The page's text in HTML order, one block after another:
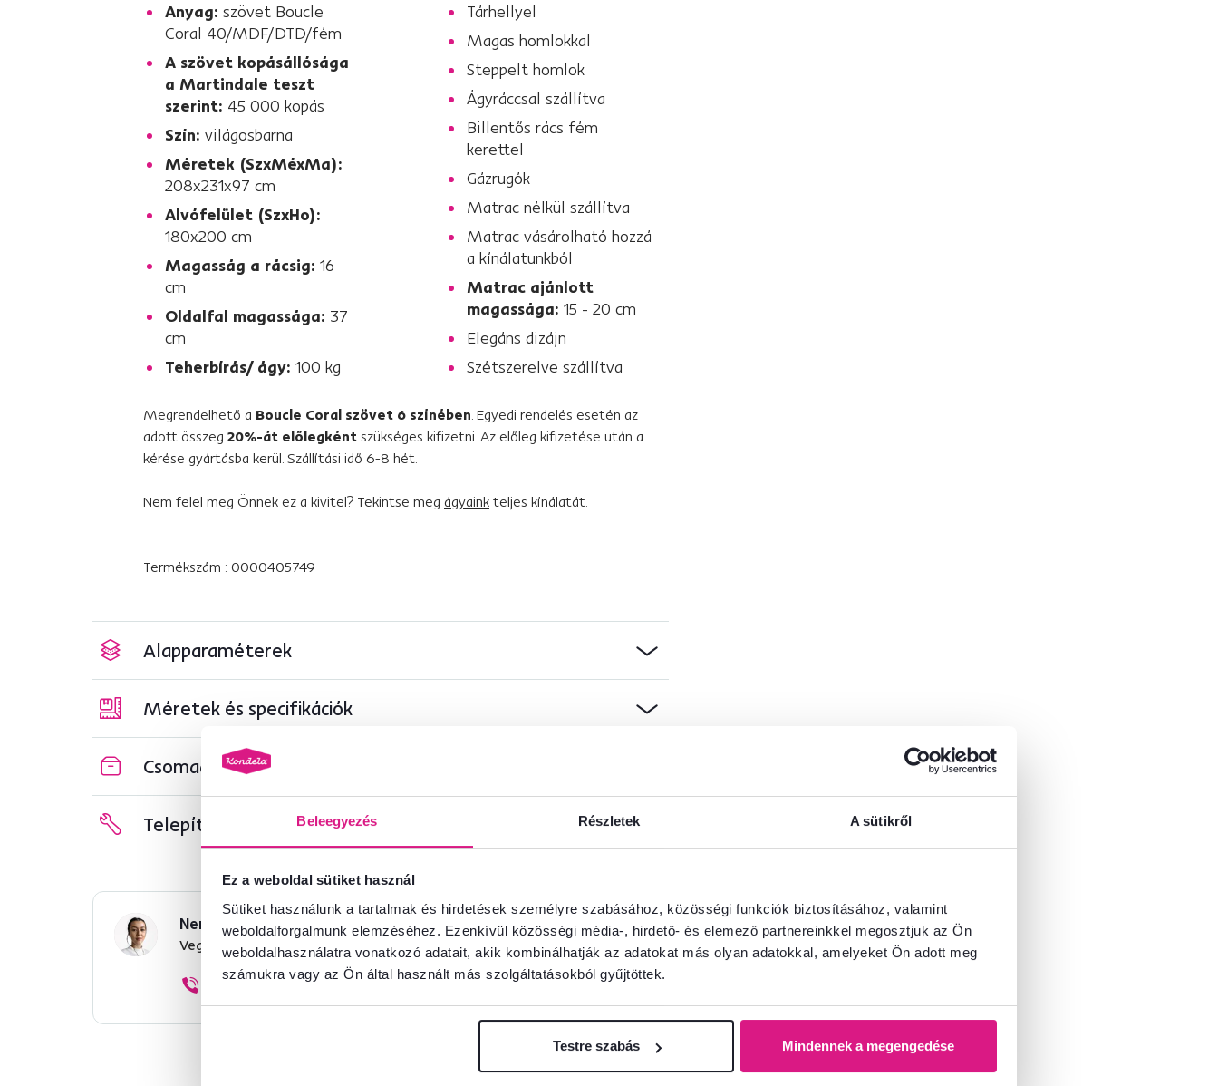
Beleegyezés Részletek A sütikről
Ez a weboldal sütiket használ
Sütiket használunk a tartalmak és hirdetések személyre szabásához, közösségi funkciók biztosításához, valamint
weboldalforgalmunk elemzéséhez. Ezenkívül közösségi média-, hirdető- és elemező partnereinkkel megosztjuk az Ön
weboldalhasználatra vonatkozó adatait, akik kombinálhatják az adatokat más olyan adatokkal, amelyeket Ön adott meg
számukra vagy az Ön által használt más szolgáltatásokból gyűjtöttek.
Testre szabás Mindennek a megengedése
Anyag: szövet Boucle
Coral 40/MDF/DTD/fém
A szövet kopásállósága
a Martindale teszt
szerint: 45 000 kopás
Szín: világosbarna
Méretek (SzxMéxMa):
208x231x97 cm
Alvófelület (SzxHo):
180x200 cm
Magasság a rácsig: 16
cm
Oldalfal magassága: 37
cm
Teherbírás/ ágy: 100 kg
Tárhellyel
Magas homlokkal
Steppelt homlok
Ágyráccsal szállítva
Billentős rács fém
kerettel
Gázrugók
Matrac nélkül szállítva
Matrac vásárolható hozzá
a kínálatunkból
Matrac ajánlott
magassága: 15 - 20 cm
Elegáns dizájn
Szétszerelve szállítva
Megrendelhető a Boucle Coral szövet 6 színében. Egyedi rendelés esetén az
adott összeg 20%-át előlegként szükséges kifizetni. Az előleg kifizetése után a
kérése gyártásba kerül. Szállítási idő 6-8 hét.
Nem felel meg Önnek ez a kivitel? Tekintse meg ágyaink teljes kínálatát.
Termékszám : 0000405749
Alapparaméterek
Méretek és specifikációk
Csomagolási információk
Telepítési útmutató
Nem találta meg a szükséges információkat?
Vegye fel velünk a kapcsolatot, és örömmel adunk tanácsot
+36 20 512 1458 Beszélgetés indítása